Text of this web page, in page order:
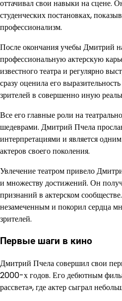
оттачивал свои навыки на сцене.
студенческих постановках,
профессионализм.
После окончания учебы Дмитрий
профессиональную актерскую
известного театра и регулярно
сразу оценила его
зрителей в совершенно иную
Все его главные роли на
шедеврами. Дмитрий Пчела
интерпретациями и является
актеров своего поколения.
Увлечение театром привело
и множеству достижений. Он
признаний в актерском
незамеченным и покорил сердца
зрителей.
Первые шаги в кино
Дмитрий Пчела совершил свои
2000-х годов. Его дебютным
рассвета», где актер сыграл